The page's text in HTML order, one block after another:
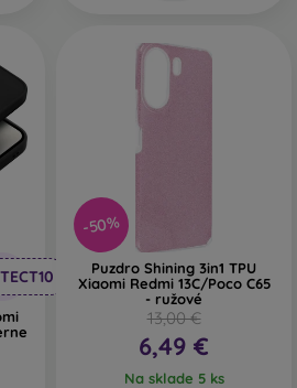
-50%
Puzdro Shining 3in1 TPU
Xiaomi Redmi 13C/Poco C65
- ružové
13,00 €
6,49 €
Na sklade 5 ks